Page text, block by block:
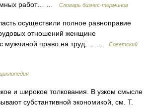
работ… …
Словарь бизнес-терминов
осуществили полное равноправие
отношений женщине
с мужчиной право на труд,… …
Советский
и широкое толкования. В узком смысле
субстантивной экономикой, см. Т.